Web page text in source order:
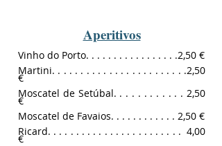
Aperitivos
Vinho do Porto. . . . . . . . . . . . . . . . .2,50 €
Martini. . . . . . . . . . . . . . . . . . . . . . . .2,50
€
Moscatel de Setúbal. . . . . . . . . . . . 2,50
€
Moscatel de Favaios. . . . . . . . . . . . 2,50 €
Ricard. . . . . . . . . . . . . . . . . . . . . . . . 4,00
€